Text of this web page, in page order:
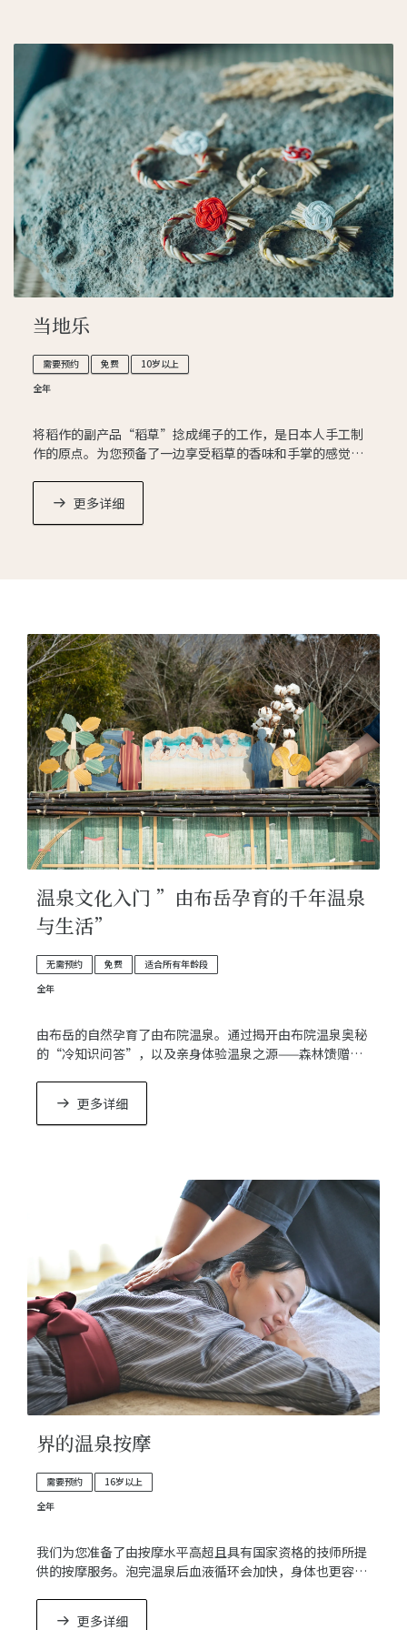
当地乐
需要预约 免费
10岁以上
全年
将稻作的副产品“稻草”捻成绳子的工作，是日本人手工制
作的原点。为您预备了一边享受稻草的香味和手掌的感觉，
更多详细
温泉文化入门 ”由布岳孕育的千年温泉
与生活”
无需预约 免费
适合所有年龄段
全年
由布岳的自然孕育了由布院温泉。通过揭开由布院温泉奥秘
的“冷知识问答”，以及亲身体验温泉之源——森林馈赠的
更多详细
界的温泉按摩
需要预约
16岁以上
全年
我们为您准备了由按摩水平高超且具有国家资格的技师所提
供的按摩服务。泡完温泉后血液循环会加快，身体也更容易
更多详细